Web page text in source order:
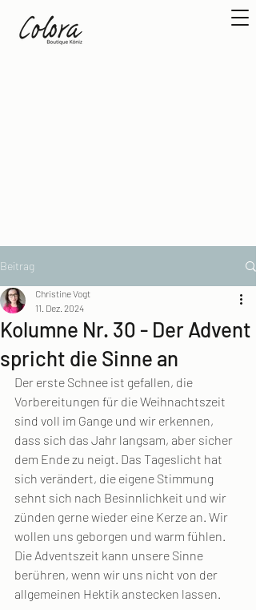
Beitrag
Kolumne Nr. 30 - Der Advent
spricht die Sinne an
Christine Vogt
11. Dez. 2024
Der erste Schnee ist gefallen, die
Vorbereitungen für die Weihnachtszeit
sind voll im Gange und wir erkennen,
dass sich das Jahr langsam, aber sicher
dem Ende zu neigt. Das Tageslicht hat
sich verändert, die eigene Stimmung
sehnt sich nach Besinnlichkeit und wir
zünden gerne wieder eine Kerze an. Wir
wollen uns geborgen und warm fühlen.
Die Adventszeit kann unsere Sinne
berühren, wenn wir uns nicht von der
allgemeinen Hektik anstecken lassen.